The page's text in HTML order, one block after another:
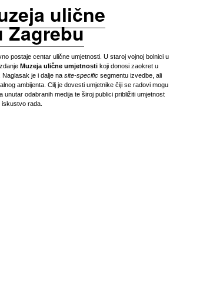
ulične
Zagrebu
postaje centar ulične umjetnosti. U staroj vojnoj bolnici u
Muzeja ulične umjetnosti koji donosi zaokret u
je i dalje na site-specific segmentu izvedbe, ali
ambijenta. Cilj je dovesti umjetnike čiji se radovi mogu
odabranih medija te široj publici približiti umjetnost
rada.